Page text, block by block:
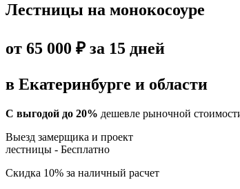
Лестницы на монокосоуре
от 65 000 ₽ за 15 дней
в Екатеринбурге и области
С выгодой до 20% дешевле рыночной
Выезд замерщика и проект
лестницы - Бесплатно
Скидка 10% за наличный расчет